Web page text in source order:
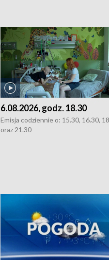
6.08.2026, godz. 18.30
Emisja codziennie o: 15.30, 16.30,
oraz 21.30